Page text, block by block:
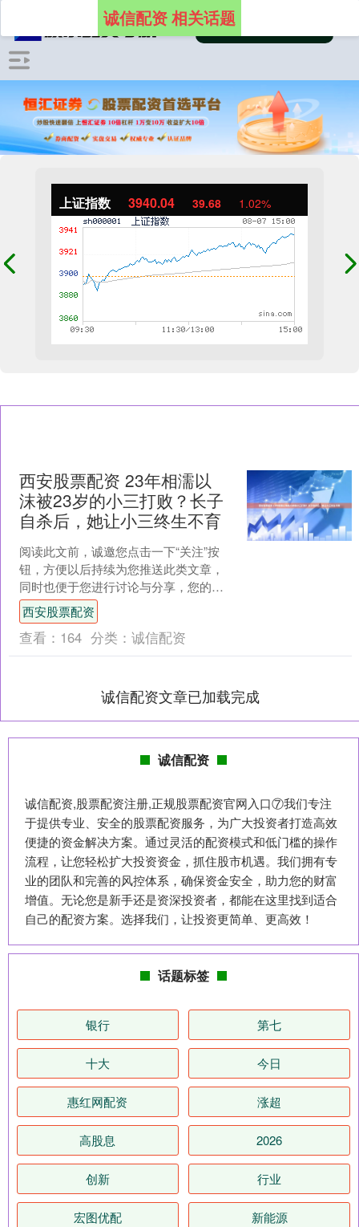
上证指数 3940.04 39.68 1.02%
诚信配资 相关话题
西安股票配资 23年相濡以
沫被23岁的小三打败？长子
自杀后，她让小三终生不育
阅读此文前，诚邀您点击一下“关注”按
钮，方便以后持续为您推送此类文章，
同时也便于您进行讨论与分享，您的支
持是我们坚持创作的动力~ 声明:本文内
容均引用权威资料结....
西安股票配资
查看： 164 分类： 诚信配资
诚信配资文章已加载完成
诚信配资
诚信配资,股票配资注册,正规股票配资官网入口⑦我们专注
于提供专业、安全的股票配资服务，为广大投资者打造高效
便捷的资金解决方案。通过灵活的配资模式和低门槛的操作
流程，让您轻松扩大投资资金，抓住股市机遇。我们拥有专
业的团队和完善的风控体系，确保资金安全，助力您的财富
增值。无论您是新手还是资深投资者，都能在这里找到适合
自己的配资方案。选择我们，让投资更简单、更高效！
话题标签
银行 第七
十大 今日
惠红网配资 涨超
高股息 2026
创新 行业
宏图优配 新能源